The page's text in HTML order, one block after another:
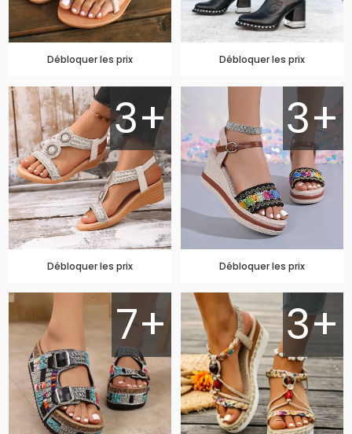
Débloquer les prix Débloquer les prix
3+
Débloquer les prix
3+
Débloquer les prix
7+ 3+